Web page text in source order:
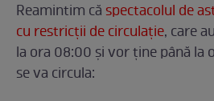
Reamintim că spectacolul de
cu restricții de circulație, care
la ora 08:00 și vor ține până la
se va circula: